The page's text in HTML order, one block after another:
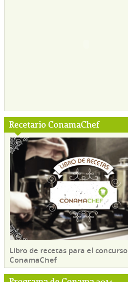
Recetario ConamaChef
Libro de recetas para el concurso
ConamaChef